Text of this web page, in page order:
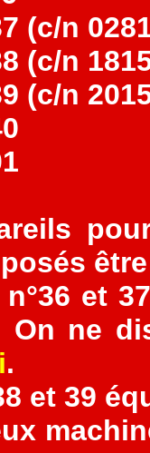
(c/n
(c/n
(c/n
N 40
N 01
n°36 et
On ne
.
et 39